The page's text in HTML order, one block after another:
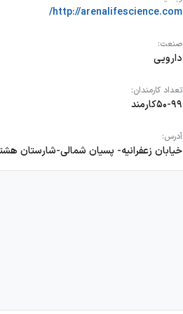
http://arenalifescience.com/
صنعت:
دارویی
تعداد کارمندان:
50-99کارمند
آدرس:
خیابان زعفرانیه- پسیان شمالی-شارستان